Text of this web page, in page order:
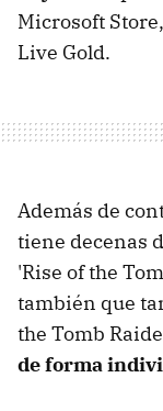
Microsoft
Live Gold.
Además de
tiene decenas
'Rise of the
también que
the Tomb
de forma